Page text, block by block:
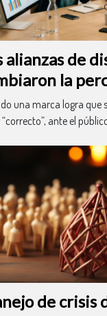
alianzas de
la
de marca
una marca logra que
ante el público
de crisis